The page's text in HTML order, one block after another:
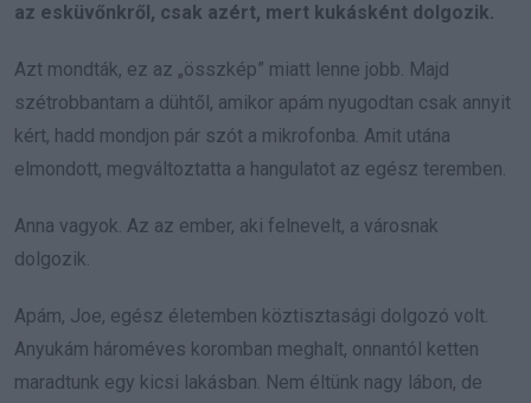
az esküvőnkről, csak azért, mert kukásként dolgozik.
Azt mondták, ez az „összkép” miatt lenne jobb. Majd
szétrobbantam a dühtől, amikor apám nyugodtan csak annyit
kért, hadd mondjon pár szót a mikrofonba. Amit utána
elmondott, megváltoztatta a hangulatot az egész teremben.
Anna vagyok. Az az ember, aki felnevelt, a városnak
dolgozik.
Apám, Joe, egész életemben köztisztasági dolgozó volt.
Anyukám hároméves koromban meghalt, onnantól ketten
maradtunk egy kicsi lakásban. Nem éltünk nagy lábon, de